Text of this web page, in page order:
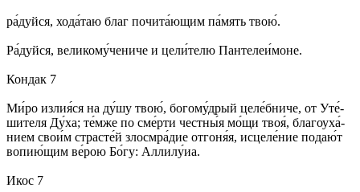
ра́­дуй­ся, хо­да́­таю благ по­чи­та́ю­щим па́­мять твою́.
Ра́­дуй­ся, ве­ли­ко­му́­че­ни­че и це­ли́­те­лю Пан­те­леи́­мо­не.
Кондак 7
Ми́­ро из­лия́­ся на ду́­шу твою́, бо­го­му́дрый це­ле́б­ни­че, от Уте́­
ши­те­ля Ду́­ха; те́м­же по сме́р­ти чест­ны́я мо́­щи твоя́, бла­го­уха́­
ни­ем сво­и́м страс­те́й зло­смра́­дие от­го­ня́я, ис­це­ле́­ние по­да­ю́т
во­пию́­щим ве́­рою Бо́­гу: Алли­лу́иа.
Икос 7